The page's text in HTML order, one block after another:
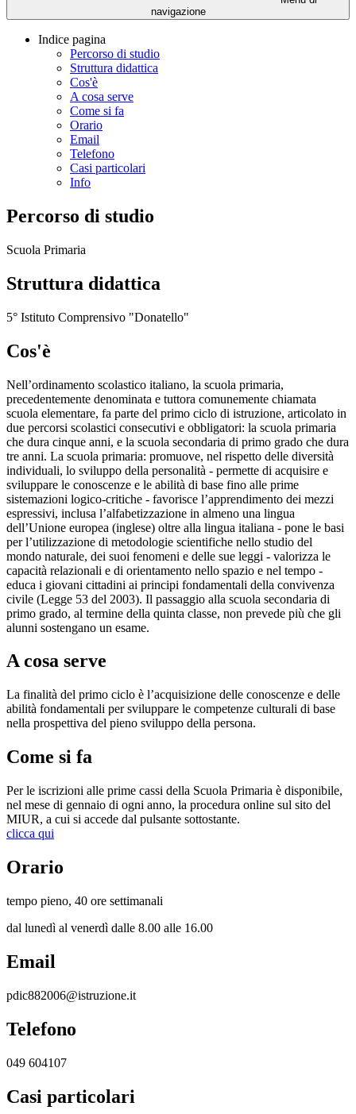
navigazione
Indice pagina
Percorso di studio
Struttura didattica
Cos'è
A cosa serve
Come si fa
Orario
Email
Telefono
Casi particolari
Info
Percorso di studio
Scuola Primaria
Struttura didattica
5° Istituto Comprensivo "Donatello"
Cos'è
Nell’ordinamento scolastico italiano, la scuola primaria,
precedentemente denominata e tuttora comunemente chiamata
scuola elementare, fa parte del primo ciclo di istruzione, articolato in
due percorsi scolastici consecutivi e obbligatori: la scuola primaria
che dura cinque anni, e la scuola secondaria di primo grado che dura
tre anni. La scuola primaria: promuove, nel rispetto delle diversità
individuali, lo sviluppo della personalità - permette di acquisire e
sviluppare le conoscenze e le abilità di base fino alle prime
sistemazioni logico-critiche - favorisce l’apprendimento dei mezzi
espressivi, inclusa l’alfabetizzazione in almeno una lingua
dell’Unione europea (inglese) oltre alla lingua italiana - pone le basi
per l’utilizzazione di metodologie scientifiche nello studio del
mondo naturale, dei suoi fenomeni e delle sue leggi - valorizza le
capacità relazionali e di orientamento nello spazio e nel tempo -
educa i giovani cittadini ai principi fondamentali della convivenza
civile (Legge 53 del 2003). Il passaggio alla scuola secondaria di
primo grado, al termine della quinta classe, non prevede più che gli
alunni sostengano un esame.
A cosa serve
La finalità del primo ciclo è l’acquisizione delle conoscenze e delle
abilità fondamentali per sviluppare le competenze culturali di base
nella prospettiva del pieno sviluppo della persona.
Come si fa
Per le iscrizioni alle prime cassi della Scuola Primaria è disponibile,
nel mese di gennaio di ogni anno, la procedura online sul sito del
MIUR, a cui si accede dal pulsante sottostante.
clicca qui
Orario
tempo pieno, 40 ore settimanali
dal lunedì al venerdì dalle 8.00 alle 16.00
Email
pdic882006@istruzione.it
Telefono
049 604107
Casi particolari